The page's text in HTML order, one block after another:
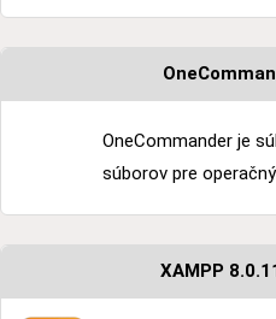
OneCommander je
súborov pre
XAMPP